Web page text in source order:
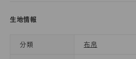
生地情報
分類 布帛